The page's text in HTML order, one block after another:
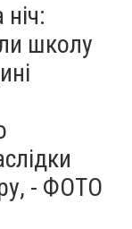
ніч:
школу
- ФОТО